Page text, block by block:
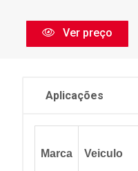
Ver preço
Aplicações
Marca Veiculo